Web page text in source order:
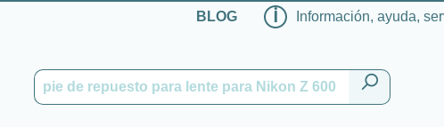
BLOG ℹ Información, ayuda,